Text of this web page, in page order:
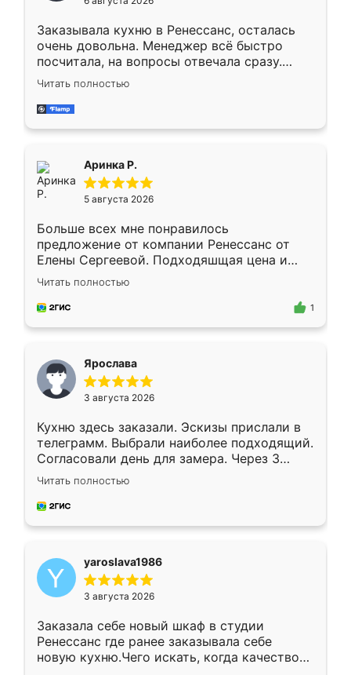
мебели буду заказывать только здесь.
Заказывала кухню в Ренессанс, осталась
очень довольна. Менеджер всё быстро
посчитала, на вопросы отвечала сразу.
Замерщик приехал в субботу, подошёл к
делу со всей ответственностью. Собрали
за день, ребята работали аккуратно, даже
Читать полностью
Аринка Р.
5 августа 2026
Больше всех мне понравилось
предложение от компании Ренессанс от
Елены Сергеевой. Подходяшщая цена и
короткие сроки изготовления. Приехавший
для замера сотрудник Владислав
предложил по моему эскизу самый
Читать полностью
1
Ярослава
3 августа 2026
Кухню здесь заказали. Эскизы прислали в
телеграмм. Выбрали наиболее подходящий.
Согласовали день для замера. Через 3
недели кухня была уже готова. Остались
довольны работой. Спасибо Ренессанс
мебель за качественную работу!
Читать полностью
yaroslava1986
3 августа 2026
Заказала себе новый шкаф в студии
Ренессанс где ранее заказывала себе
новую кухню.Чего искать, когда качеством